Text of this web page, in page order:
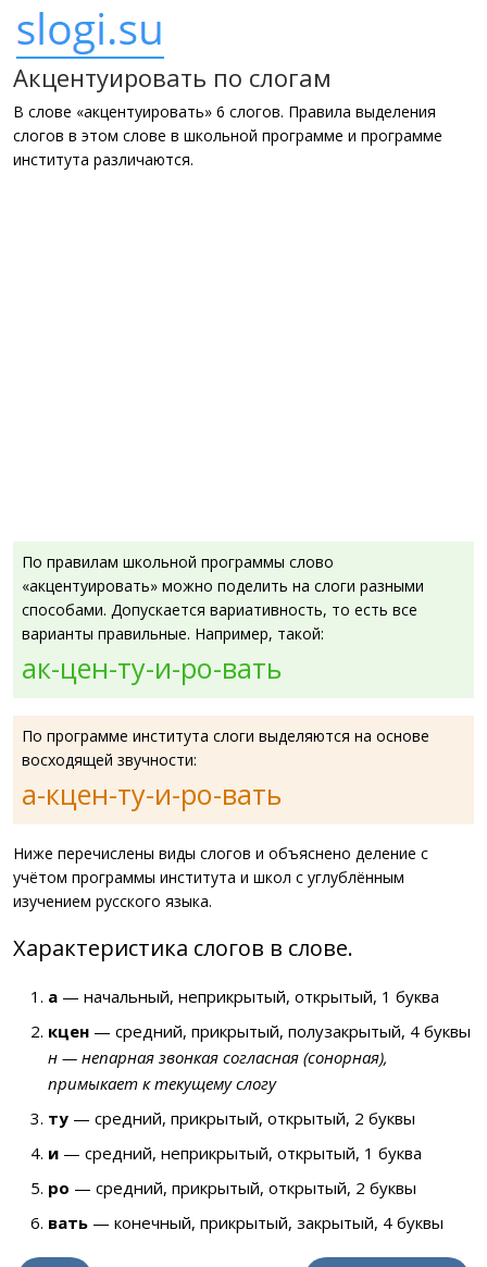
Акцентуировать по слогам
В слове «акцентуировать» 6 слогов. Правила выделения
слогов в этом слове в школьной программе и программе
института различаются.
По правилам школьной программы слово
«акцентуировать» можно поделить на слоги разными
способами. Допускается вариативность, то есть все
варианты правильные. Например, такой:
ак-цен-ту-и-ро-вать
По программе института слоги выделяются на основе
восходящей звучности:
а-кцен-ту-и-ро-вать
Ниже перечислены виды слогов и объяснено деление с
учётом программы института и школ с углублённым
изучением русского языка.
Характеристика слогов в слове.
а — начальный, неприкрытый, открытый, 1 буква
кцен — средний, прикрытый, полузакрытый, 4 буквы
н — непарная звонкая согласная (сонорная),
примыкает к текущему слогу
ту — средний, прикрытый, открытый, 2 буквы
и — средний, неприкрытый, открытый, 1 буква
ро — средний, прикрытый, открытый, 2 буквы
вать — конечный, прикрытый, закрытый, 4 буквы